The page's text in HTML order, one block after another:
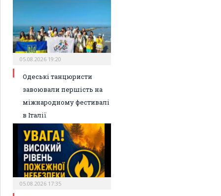
05.08.2026 19:20
Одеські танцюристи
завоювали першість на
міжнародному фестивалі
в Італії
05.08.2026 17:35